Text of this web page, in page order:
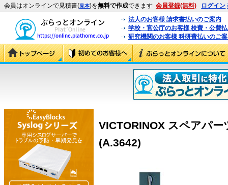
会員はオンラインで見積書(見本)を無料で作成できます 会員登録(無料) ログイン
法人のお客様 請求書払いのご案内
学校・官公庁のお客様 校費・公費
研究機関のお客様 科研費払いのご
VICTORINOX スペアパ
(A.3642)